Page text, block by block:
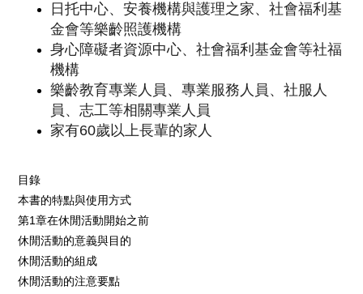
日托中心、安養機構與護理之家、社會福利基
金會等樂齡照護機構
身心障礙者資源中心、社會福利基金會等社福
機構
樂齡教育專業人員、專業服務人員、社服人
員、志工等相關專業人員
家有60歲以上長輩的家人
目錄
本書的特點與使用方式
第1章在休閒活動開始之前
休閒活動的意義與目的
休閒活動的組成
休閒活動的注意要點